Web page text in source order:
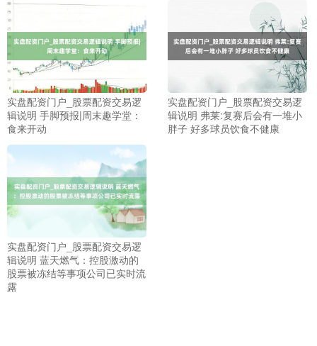
实盘配资门户_股票配资交易逻
辑说明 手脚预报|周末趣学堂：
食来开动
实盘配资门户_股票配资交易逻
辑说明 弗莱:复赛后会有一堆小
胖子 好多球员饮食不健康
实盘配资门户_股票配资交易逻
辑说明 蓝天燃气：控股激动的
股票被冻结等事项公司已实时流
露